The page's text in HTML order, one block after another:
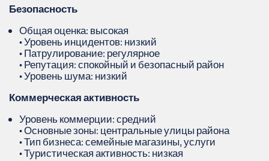
Безопасность
Общая оценка: высокая
• Уровень инцидентов: низкий
• Патрулирование: регулярное
• Репутация: спокойный и безопасный район
• Уровень шума: низкий
Коммерческая активность
Уровень коммерции: средний
• Основные зоны: центральные улицы района
• Тип бизнеса: семейные магазины, услуги
• Туристическая активность: низкая